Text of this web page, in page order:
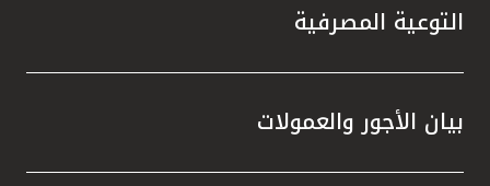
التوعية المصرفية
بيان الأجور والعمولات